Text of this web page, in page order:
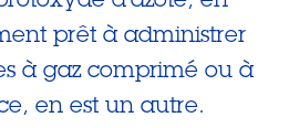
prêt à administrer
à gaz comprimé ou à
en est un autre.